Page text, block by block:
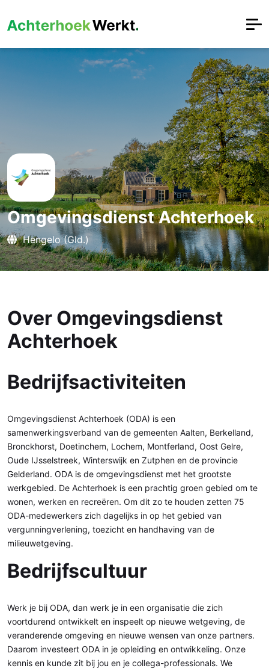
Omgevingsdienst Achterhoek
Hengelo (Gld.)
Over Omgevingsdienst
Achterhoek
Bedrijfsactiviteiten
Omgevingsdienst Achterhoek (ODA) is een
samenwerkingsverband van de gemeenten Aalten, Berkelland,
Bronckhorst, Doetinchem, Lochem, Montferland, Oost Gelre,
Oude IJsselstreek, Winterswijk en Zutphen en de provincie
Gelderland. ODA is de omgevingsdienst met het grootste
werkgebied. De Achterhoek is een prachtig groen gebied om te
wonen, werken en recreëren. Om dit zo te houden zetten 75
ODA-medewerkers zich dagelijks in op het gebied van
vergunningverlening, toezicht en handhaving van de
milieuwetgeving.
Bedrijfscultuur
Werk je bij ODA, dan werk je in een organisatie die zich
voortdurend ontwikkelt en inspeelt op nieuwe wetgeving, de
veranderende omgeving en nieuwe wensen van onze partners.
Daarom investeert ODA in je opleiding en ontwikkeling. Onze
kennis en kunde zit bij jou en je collega-professionals. We